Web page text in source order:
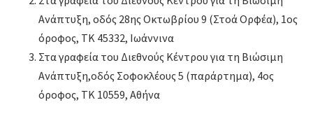
Ανάπτυξη, οδός 28ης Οκτωβρίου 9 (Στοά Ορφέα), 1ος
όροφος, ΤΚ 45332, Ιωάννινα
Στα γραφεία του Διεθνούς Κέντρου για τη Βιώσιμη
Ανάπτυξη,οδός Σοφοκλέους 5 (παράρτημα), 4ος
όροφος, ΤΚ 10559, Αθήνα